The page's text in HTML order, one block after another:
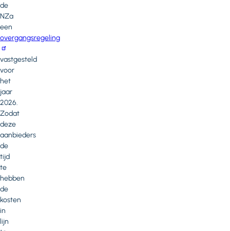
de
NZa
een
overgangsregeling
vastgesteld
voor
het
jaar
2026.
Zodat
deze
aanbieders
de
tijd
te
hebben
de
kosten
in
lijn